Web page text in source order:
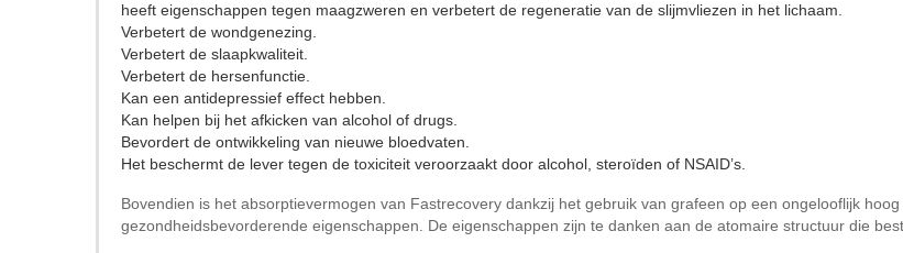
heeft eigenschappen tegen maagzweren en verbetert de regeneratie van de slijmvliezen in het lichaam.
Verbetert de wondgenezing.
Verbetert de slaapkwaliteit.
Verbetert de hersenfunctie.
Kan een antidepressief effect hebben.
Kan helpen bij het afkicken van alcohol of drugs.
Bevordert de ontwikkeling van nieuwe bloedvaten.
Het beschermt de lever tegen de toxiciteit veroorzaakt door alcohol, steroïden of NSAID’s.
Bovendien is het absorptievermogen van Fastrecovery dankzij het gebruik van grafeen op een ongelooflijk
gezondheidsbevorderende eigenschappen. De eigenschappen zijn te danken aan de atomaire structuur die